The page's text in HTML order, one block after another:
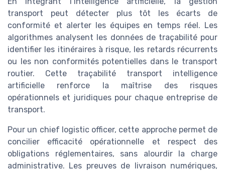
transport peut détecter plus tôt les écarts de
conformité et alerter les équipes en temps réel. Les
algorithmes analysent les données de traçabilité pour
identifier les itinéraires à risque, les retards récurrents
ou les non conformités potentielles dans le transport
routier. Cette traçabilité transport intelligence
artificielle renforce la maîtrise des risques
opérationnels et juridiques pour chaque entreprise de
transport.
Pour un chief logistic officer, cette approche permet de
concilier efficacité opérationnelle et respect des
obligations réglementaires, sans alourdir la charge
administrative. Les preuves de livraison numériques,